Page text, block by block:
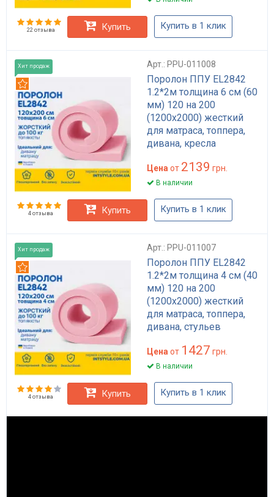
22 отзыва Купить Купить в 1 клик
Хит продаж Арт.: PPU-011008
Поролон ППУ EL2842
1.2*2м толщина 6 см (60
мм) 120 на 200
(1200х2000) жесткий
для матраса, топпера,
дивана, кресла
Цена от 2139 грн.
В наличии
4 отзыва Купить Купить в 1 клик
Хит продаж Арт.: PPU-011007
Поролон ППУ EL2842
1.2*2м толщина 4 см (40
мм) 120 на 200
(1200х2000) жесткий
для матраса, топпера,
дивана, стульев
Цена от 1427 грн.
В наличии
4 отзыва Купить Купить в 1 клик